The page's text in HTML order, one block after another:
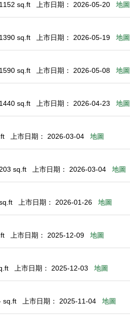
sq.ft 上市日期： 2026-05-20 地圖
sq.ft 上市日期： 2026-05-19 地圖
sq.ft 上市日期： 2026-05-08 地圖
sq.ft 上市日期： 2026-04-23 地圖
上市日期： 2026-03-04 地圖
sq.ft 上市日期： 2026-03-04 地圖
上市日期： 2026-01-26 地圖
上市日期： 2025-12-09 地圖
上市日期： 2025-12-03 地圖
sq.ft 上市日期： 2025-11-04 地圖